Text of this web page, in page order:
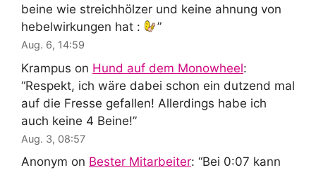
beine wie streichhölzer und keine ahnung von
hebelwirkungen hat :
”
Aug. 6, 14:59
Krampus on Hund auf dem Monowheel:
“Respekt, ich wäre dabei schon ein dutzend mal
auf die Fresse gefallen! Allerdings habe ich
auch keine 4 Beine!”
Aug. 3, 08:57
Anonym on Bester Mitarbeiter: “Bei 0:07 kann